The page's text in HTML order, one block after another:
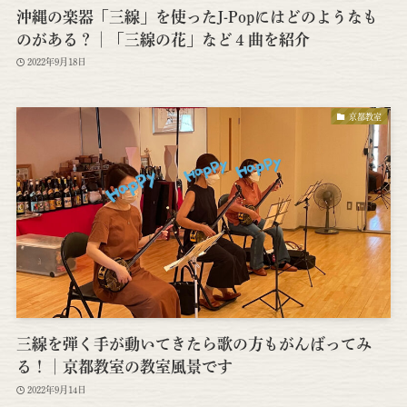
沖縄の楽器「三線」を使ったJ-Popにはどのようなも
のがある？│「三線の花」など４曲を紹介
2022年9月18日
京都教室
三線を弾く手が動いてきたら歌の方もがんばってみ
る！│京都教室の教室風景です
2022年9月14日